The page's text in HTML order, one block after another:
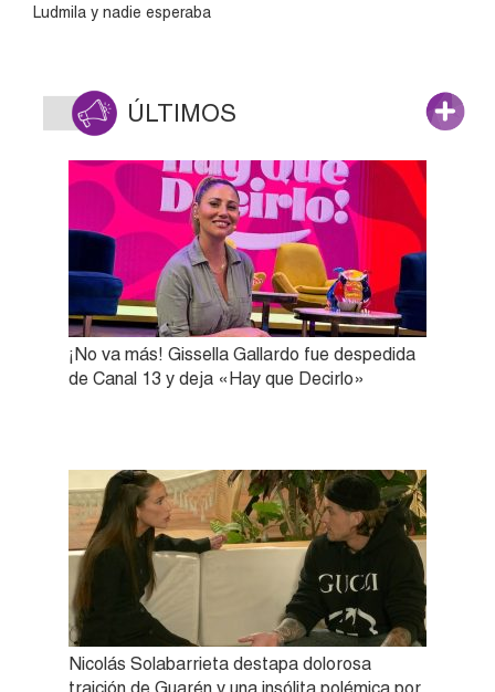
Ludmila y nadie esperaba
ÚLTIMOS
¡No va más! Gissella Gallardo fue despedida
de Canal 13 y deja «Hay que Decirlo»
Nicolás Solabarrieta destapa dolorosa